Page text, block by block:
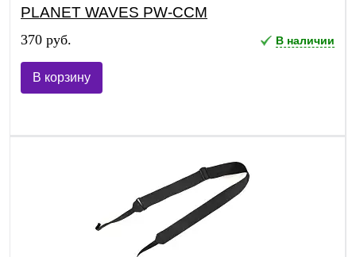
PLANET WAVES PW-CCM
370 руб. В наличии
В корзину